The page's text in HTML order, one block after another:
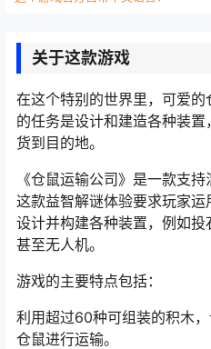
关于这款游戏
在这个特别的世界里，可爱
的任务是设计和建造各种装
货到目的地。
《仓鼠运输公司》是一款支
这款益智解谜体验要求玩家运
设计并构建各种装置，例如投
甚至无人机。
游戏的主要特点包括：
利用超过60种可组装的积木
仓鼠进行运输。